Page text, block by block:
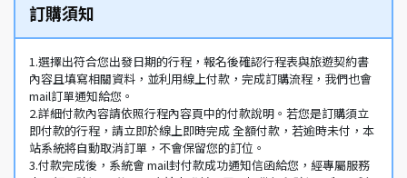
訂購須知
1.選擇出符合您出發日期的行程，報名後確認行程表與旅遊契約書
內容且填寫相關資料，並利用線上付款，完成訂購流程，我們也會
mail訂單通知給您。
2.詳細付款內容請依照行程內容頁中的付款說明。若您是訂購須立
即付款的行程，請立即於線上即時完成 全額付款，若逾時未付，本
站系統將自動取消訂單，不會保留您的訂位。
3.付款完成後，系統會 mail封付款成功通知信函給您，經專屬服務